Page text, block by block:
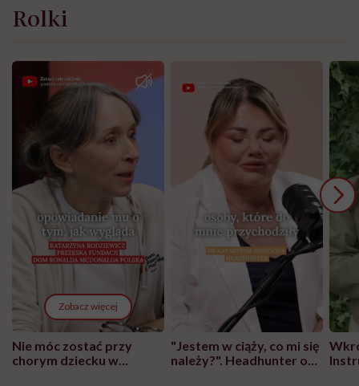
Rolki
Zobacz więcej
Nie móc zostać przy
chorym dziecku w
"Jestem w ciąży, co mi się
należy?". Headhunter o